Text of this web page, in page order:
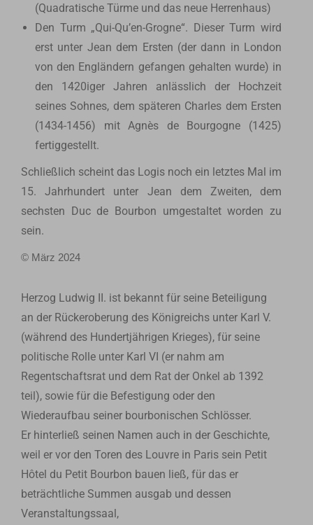
(Quadratische Türme und das neue Herrenhaus)
Den Turm „Qui-Qu’en-Grogne“. Dieser Turm wird
erst unter Jean dem Ersten (der dann in London
von den Engländern gefangen gehalten wurde) in
den 1420iger Jahren anlässlich der Hochzeit
seines Sohnes, dem späteren Charles dem Ersten
(1434-1456) mit Agnès de Bourgogne (1425)
fertiggestellt.
Schließlich scheint das Logis noch ein letztes Mal im
15. Jahrhundert unter Jean dem Zweiten, dem
sechsten Duc de Bourbon umgestaltet worden zu
sein.
© März 2024
Herzog Ludwig II. ist bekannt für seine Beteiligung
an der Rückeroberung des Königreichs unter Karl V.
(während des Hundertjährigen Krieges), für seine
politische Rolle unter Karl VI (er nahm am
Regentschaftsrat und dem Rat der Onkel ab 1392
teil), sowie für die Befestigung oder den
Wiederaufbau seiner bourbonischen Schlösser.
Er hinterließ seinen Namen auch in der Geschichte,
weil er vor den Toren des Louvre in Paris sein Petit
Hôtel du Petit Bourbon bauen ließ, für das er
beträchtliche Summen ausgab und dessen
Veranstaltungssaal,